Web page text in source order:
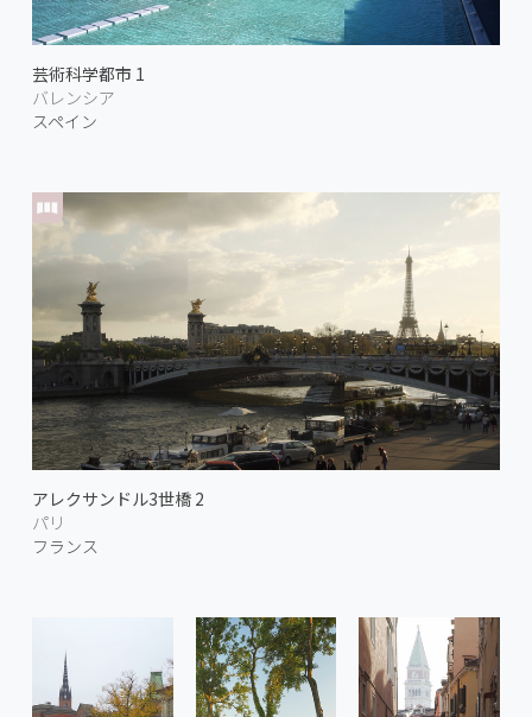
芸術科学都市 1
バレンシア
スペイン
アレクサンドル3世橋 2
パリ
フランス